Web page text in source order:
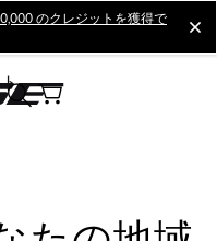
のクレジットを獲得で